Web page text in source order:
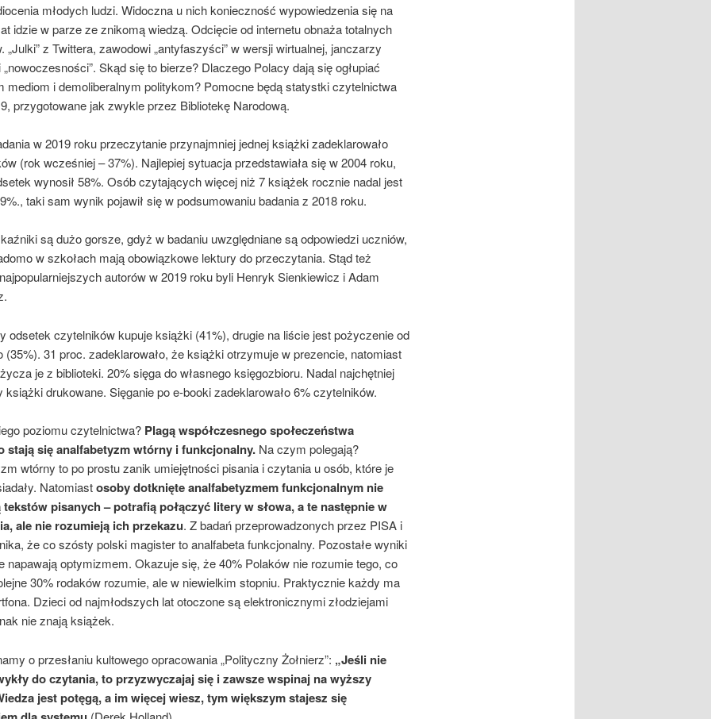
młodych ludzi. Widoczna u nich konieczność wypowiedzenia się na
idzie w parze ze znikomą wiedzą. Odcięcie od internetu obnaża totalnych
„Julki” z Twittera, zawodowi „antyfaszyści” w wersji wirtualnej, janczarzy
„nowoczesności”. Skąd się to bierze? Dlaczego Polacy dają się ogłupiać
mediom i demoliberalnym politykom? Pomocne będą statystki czytelnictwa
przygotowane jak zwykle przez Bibliotekę Narodową.
w 2019 roku przeczytanie przynajmniej jednej książki zadeklarowało
(rok wcześniej – 37%). Najlepiej sytuacja przedstawiała się w 2004 roku,
wynosił 58%. Osób czytających więcej niż 7 książek rocznie nadal jest
taki sam wynik pojawił się w podsumowaniu badania z 2018 roku.
są dużo gorsze, gdyż w badaniu uwzględniane są odpowiedzi uczniów,
w szkołach mają obowiązkowe lektury do przeczytania. Stąd też
autorów w 2019 roku byli Henryk Sienkiewicz i Adam
odsetek czytelników kupuje książki (41%), drugie na liście jest pożyczenie od
(35%). 31 proc. zadeklarowało, że książki otrzymuje w prezencie, natomiast
je z biblioteki. 20% sięga do własnego księgozbioru. Nadal najchętniej
książki drukowane. Sięganie po e-booki zadeklarowało 6% czytelników.
poziomu czytelnictwa? Plagą współczesnego społeczeństwa
stają się analfabetyzm wtórny i funkcjonalny.Na czym polegają?
wtórny to po prostu zanik umiejętności pisania i czytania u osób, które je
Natomiastosoby dotknięte analfabetyzmem funkcjonalnym nie
pisanych – potrafią połączyć litery w słowa, a te następnie w
ale nie rozumieją ich przekazu. Z badań przeprowadzonych przez PISA i
że co szósty polski magister to analfabeta funkcjonalny. Pozostałe wyniki
napawają optymizmem. Okazuje się, że 40% Polaków nie rozumie tego, co
30% rodaków rozumie, ale w niewielkim stopniu. Praktycznie każdy ma
Dzieci od najmłodszych lat otoczone są elektronicznymi złodziejami
nie znają książek.
o przesłaniu kultowego opracowania „Polityczny Żołnierz”: „Jeśli nie
do czytania, to przyzwyczajaj się i zawsze wspinaj na wyższy
jest potęgą, a im więcej wiesz, tym większym stajesz się